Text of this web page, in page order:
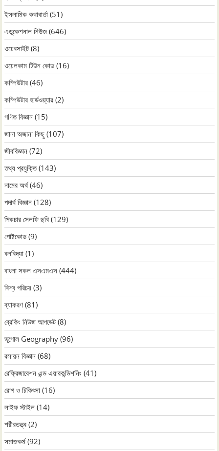
ইসলামিক কথাবার্তা (51)
এডুকেশনাল নিউজ (646)
ওয়েবসাইট (8)
ওয়েলকাম টিউন কোড (16)
কম্পিউটার (46)
কম্পিউটার হার্ডওয়্যার (2)
গণিত বিজ্ঞান (15)
জানা অজানা কিছু (107)
জীববিজ্ঞান (72)
তথ্য প্রযুক্তি(143)
নামের অর্থ(46)
পদার্থ বিজ্ঞান (128)
পিকচার সেলফি ছবি (129)
পোষ্টকোড (9)
বলবিদ্যা (1)
বাংলা সকল এসএমএস (444)
বিশ্ব পরিচয় (3)
ব্যাকরণ (81)
ব্রেকিং নিউজ আপডেট (8)
ভূগোল Geography (96)
রসায়ন বিজ্ঞান (68)
রেফ্রিজারেশন এন্ড এয়ারকন্ডিশনিং (41)
রোগ ও চিকিৎসা (16)
লাইফ স্টাইল (14)
শরীরতত্ত্ব (2)
সমাজকর্ম(92)